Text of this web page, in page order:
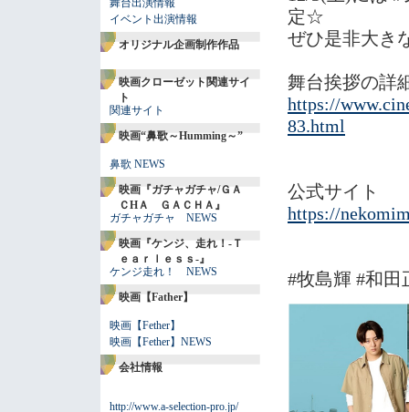
舞台出演情報
イベント出演情報
オリジナル企画制作作品
映画クローゼット関連サイ
ト
関連サイト
映画“鼻歌～Humming～”
鼻歌 NEWS
映画『ガチャガチャ/ＧＡ
ＣHＡ ＧＡＣＨＡ』
ガチャガチャ NEWS
映画『ケンジ、走れ！-Ｔ
ｅａｒｌｅｓｓ-』
ケンジ走れ！ NEWS
映画【Father】
映画【Fether】
映画【Fether】NEWS
会社情報
http://www.a-selection-pro.jp/
定☆
ぜひ是非大き
舞台挨拶の詳
https://
83.html
公式サイト
https://
#牧島輝 #和田